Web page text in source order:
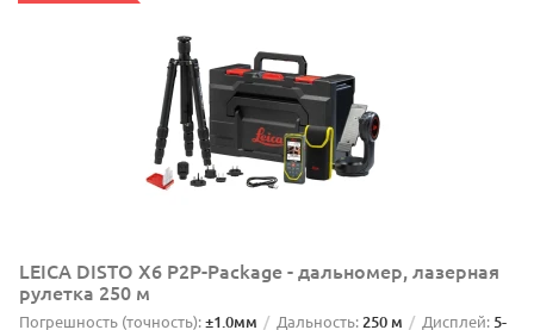
LEICA DISTO X6 P2P-Package - дальномер, лазерная
рулетка 250 м
Погрешность (точность):±1.0мм Дальность: 250 м Дисплей: 5-